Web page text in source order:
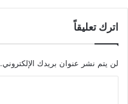
اترك تعليقاً
لن يتم نشر عنوان بريدك الإلكتروني.